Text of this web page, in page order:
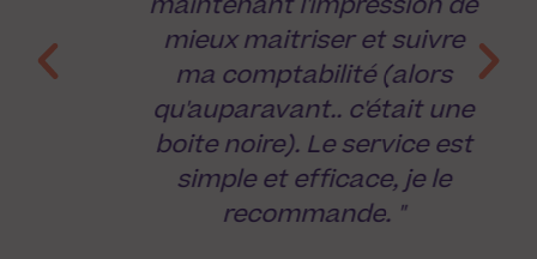
mieux maitriser et suivre
ma comptabilité (alors
qu'auparavant.. c'était une
boite noire). Le service est
simple et efficace, je le
recommande. "